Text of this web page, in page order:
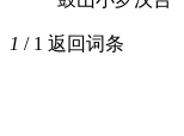
1 / 1 返回词条